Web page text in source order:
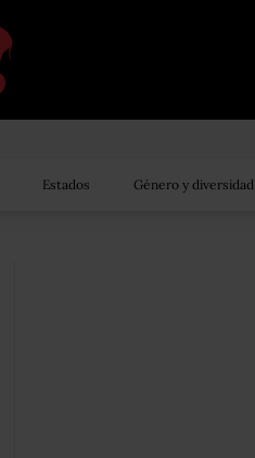
Estados Género y diversidad